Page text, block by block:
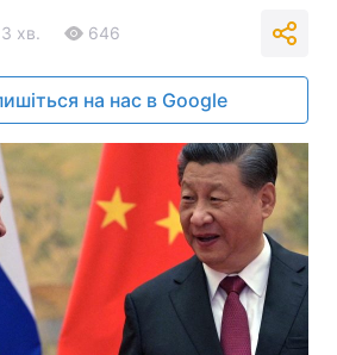
3 хв. 646
на нас в Google